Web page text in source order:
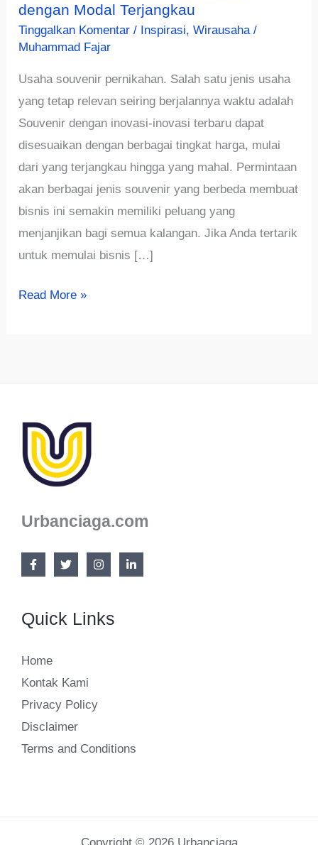
dengan Modal Terjangkau
Tinggalkan Komentar / Inspirasi,Wirausaha/
Muhammad Fajar
Usaha souvenir pernikahan. Salah satu jenis usaha
yang tetap relevan seiring berjalannya waktu adalah
Souvenir dengan inovasi-inovasi terbaru dapat
disesuaikan dengan berbagai tingkat harga, mulai
dari yang terjangkau hingga yang mahal. Permintaan
akan berbagai jenis souvenir yang berbeda membuat
bisnis ini semakin memiliki peluang yang
menjanjikan bagi semua kalangan. Jika Anda tertarik
untuk memulai bisnis […]
Mulai
dengan
Terjangkau
Read More »
Urbanciaga.com
Quick Links
Home
Kontak Kami
Privacy Policy
Disclaimer
Terms and Conditions